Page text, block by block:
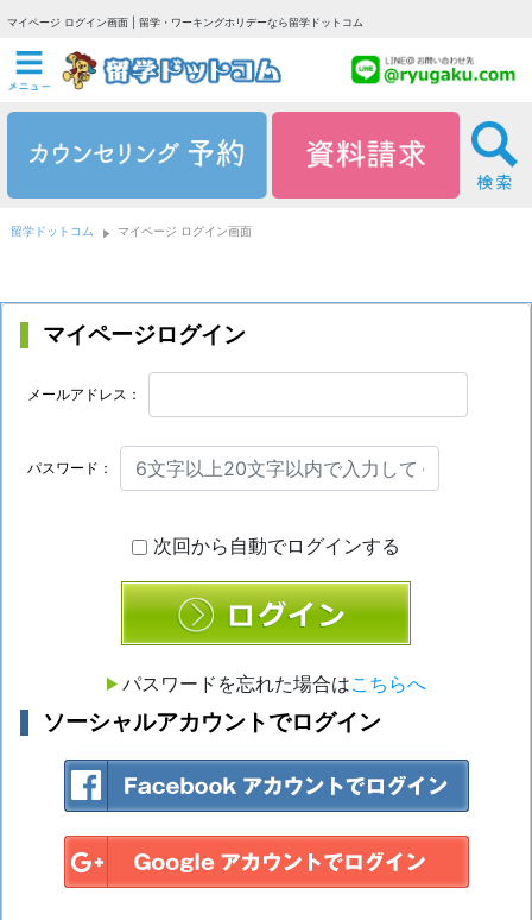
マイページ ログイン画面 | 留学・ワーキングホリデーなら留学ドットコム
留学ドットコム マイページ ログイン画面
マイページログイン
メールアドレス：
パスワード：
次回から自動でログインする
パスワードを忘れた場合はこちらへ
ソーシャルアカウントでログイン